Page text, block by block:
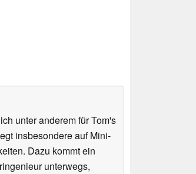
unter anderem für Tom's
insbesondere auf Mini-
Dazu kommt ein
unterwegs,